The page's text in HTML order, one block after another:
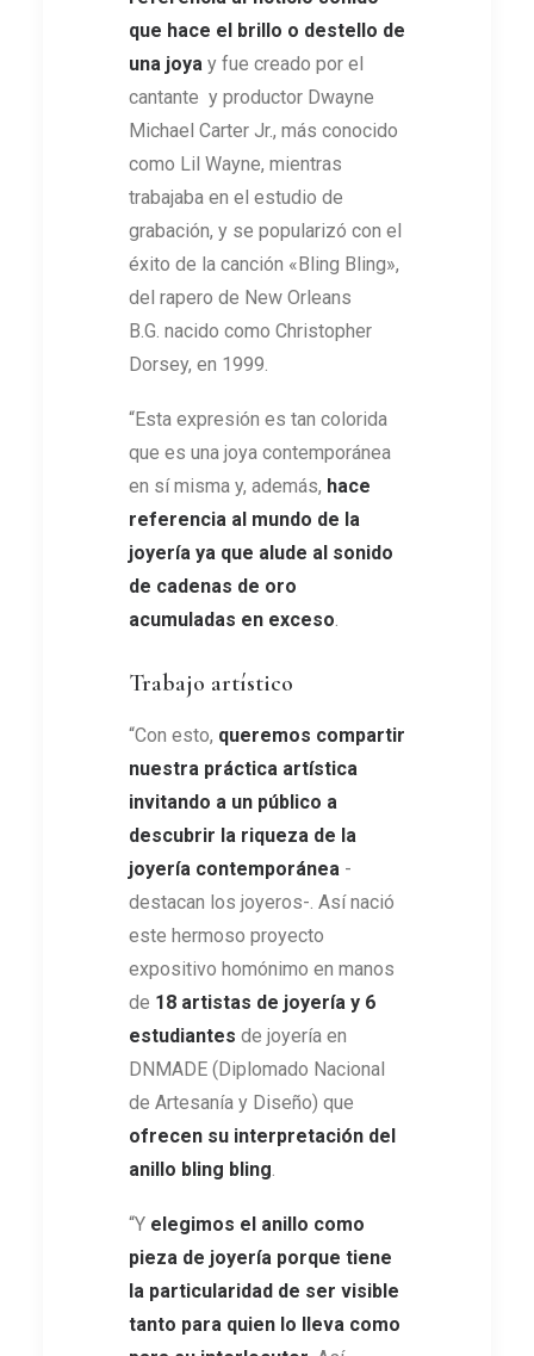
que hace el brillo o destello de
una joya y fue creado por el
cantante y productor Dwayne
Michael Carter Jr., más conocido
como Lil Wayne, mientras
trabajaba en el estudio de
grabación, y se ​popularizó con el
éxito de la canción «Bling Bling»,
del rapero de New Orleans
B.G. nacido como Christopher
Dorsey, en 1999.
“Esta expresión es tan colorida
que es una joya contemporánea
en sí misma y, además, hace
referencia al mundo de la
joyería ya que alude al sonido
de cadenas de oro
acumuladas en exceso
Trabajo artístico
“Con esto, queremos compartir
nuestra práctica artística
invitando a un público a
descubrir la riqueza de la
joyería contemporánea -
destacan los joyeros-. Así nació
este hermoso proyecto
expositivo homónimo en manos
de 18 artistas de joyería y 6
estudiantes de joyería en
DNMADE (Diplomado Nacional
de Artesanía y Diseño) que
ofrecen su interpretación del
anillo bling bling
“Y elegimos el anillo como
pieza de joyería porque tiene
la particularidad de ser visible
tanto para quien lo lleva como